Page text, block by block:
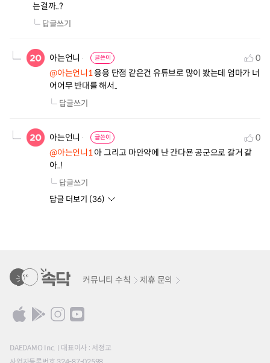
는걸까..?
답글쓰기
아는언니 글쓴이
0
@아는언니1 응응 단점 같은건 유튜브로 많이 봤는데 엄마가 너
어어무 반대를 해서..
답글쓰기
아는언니 글쓴이
0
@아는언니1 아 그리고 마안약에 난 간다묜 공군으로 갈거 같
아..!
답글쓰기
답글 더보기 (36)
커뮤니티 수칙 제휴 문의
DAEDAMO Inc.
대표이사 : 서정교